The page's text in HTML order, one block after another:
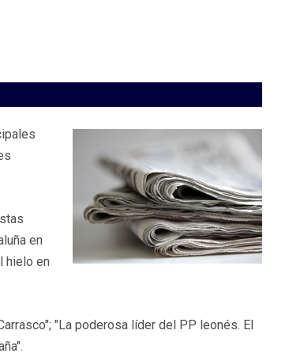
en
hielo en
"La poderosa líder del PP leonés. El